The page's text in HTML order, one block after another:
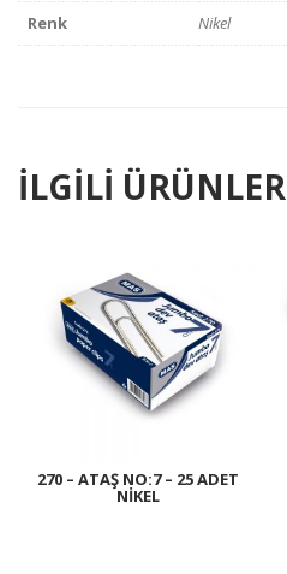
Renk Nikel
İLGILI ÜRÜNLER
270 – ATAŞ NO:7 – 25 ADET
NIKEL